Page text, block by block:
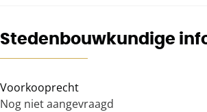
Stedenbouwkundige
Voorkooprecht
Nog niet aangevraagd